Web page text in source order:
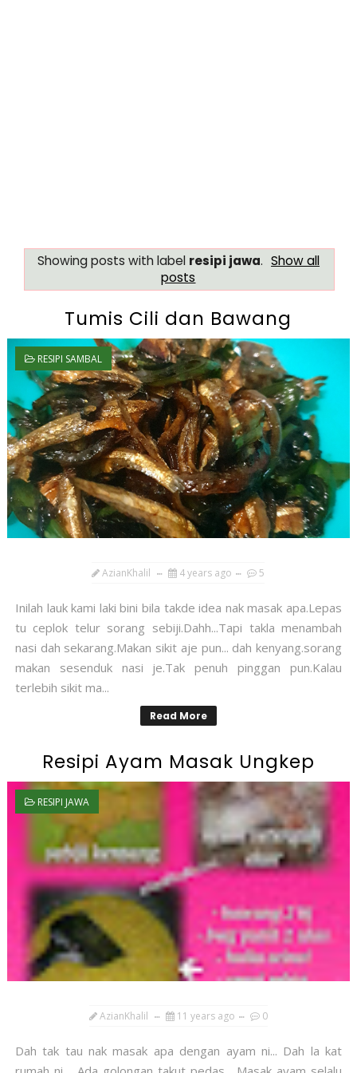
Showing posts with label resipi jawa. Show all
posts
Tumis Cili dan Bawang
RESIPI SAMBAL
AzianKhalil 4 years ago 5
Inilah lauk kami laki bini bila takde idea nak masak apa.Lepas
tu ceplok telur sorang sebiji.Dahh...Tapi takla menambah
nasi dah sekarang.Makan sikit aje pun... dah kenyang.sorang
makan sesenduk nasi je.Tak penuh pinggan pun.Kalau
terlebih sikit ma...
Read More
Resipi Ayam Masak Ungkep
RESIPI JAWA
AzianKhalil 11 years ago 0
Dah tak tau nak masak apa dengan ayam ni... Dah la kat